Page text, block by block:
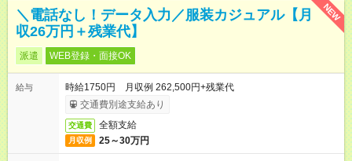
NEW
＼電話なし！データ入力／服装カジュアル【月
収26万円＋残業代】
派遣 WEB登録・面接OK
給与
時給1750円 月収例 262,500円+残業代
交通費別途支給あり
交通費 全額支給
月収例 25～30万円